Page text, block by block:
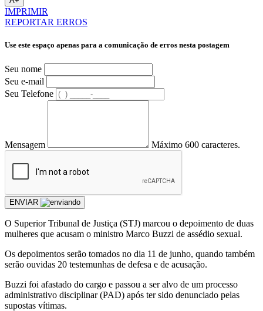
IMPRIMIR
REPORTAR ERROS
Use este espaço apenas para a comunicação de erros nesta postagem
Seu nome
Seu e-mail
Seu Telefone
Mensagem Máximo 600 caracteres.
ENVIAR
O Superior Tribunal de Justiça (STJ) marcou o depoimento de duas
mulheres que acusam o ministro Marco Buzzi de assédio sexual.
Os depoimentos serão tomados no dia 11 de junho, quando também
serão ouvidas 20 testemunhas de defesa e de acusação.
Buzzi foi afastado do cargo e passou a ser alvo de um processo
administrativo disciplinar (PAD) após ter sido denunciado pelas
supostas vítimas.